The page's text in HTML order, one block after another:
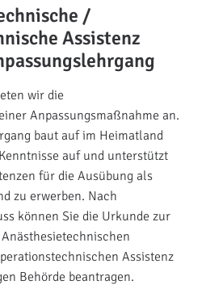
/
Assistenz
wir die
Anpassungsmaßnahme an.
baut auf im Heimatland
auf und unterstützt
für die Ausübung als
zu erwerben. Nach
können Sie die Urkunde zur
Assistenz
Behörde beantragen.